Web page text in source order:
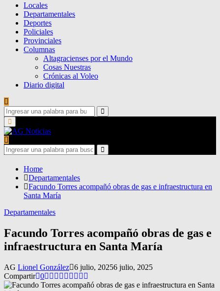
Locales
Departamentales
Deportes
Policiales
Provinciales
Columnas
Altagracienses por el Mundo
Cosas Nuestras
Crónicas al Voleo
Diario digital
Search
for:
Search
Primary
Menu
Search
for:
Search
Home
Departamentales
Facundo Torres acompañó obras de gas e infraestructura en
Santa María
Departamentales
Facundo Torres acompañó obras de gas e
infraestructura en Santa María
AG Lionel González 6 julio, 20256 julio, 2025
Compartir 0